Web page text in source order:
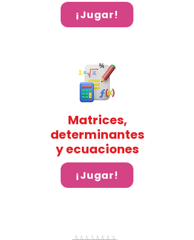
¡Jugar!
Matrices,
determinantes
y ecuaciones
¡Jugar!